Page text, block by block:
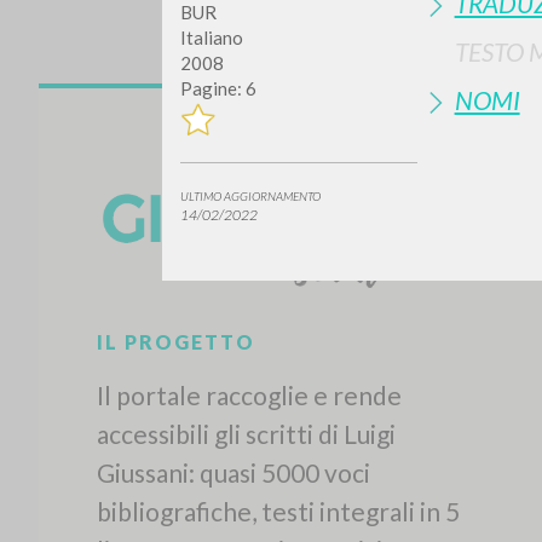
BUR
Italiano
2008
Pagine: 6
ULTIMO AGGIORNAMENTO
14/02/2022
TESTO
NOMI
IL PROGETTO
Il portale raccoglie e rende